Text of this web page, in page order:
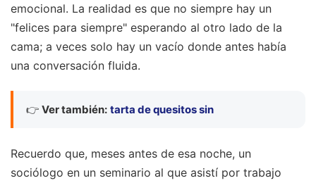
emocional. La realidad es que no siempre hay un
"felices para siempre" esperando al otro lado de la
cama; a veces solo hay un vacío donde antes había
una conversación fluida.
👉 Ver también: tarta de quesitos sin
Recuerdo que, meses antes de esa noche, un
sociólogo en un seminario al que asistí por trabajo